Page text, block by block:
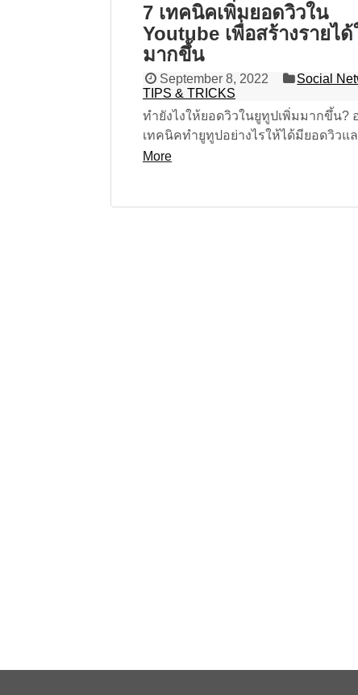
7 เทคนิคเพิ่มยอดวิวใน
Youtube เพื่อสร้างรายได้
มากขึ้น
September 8, 2022 Social
TIPS & TRICKS
ทำยังไงให้ยอดวิวในยูทูปเพิ่มมากขึ้น?
เทคนิคทำยูทูปอย่างไรให้ได้มียอดวิวแ
ติดตามเยอะ ๆ แบบยั่งยืน
More